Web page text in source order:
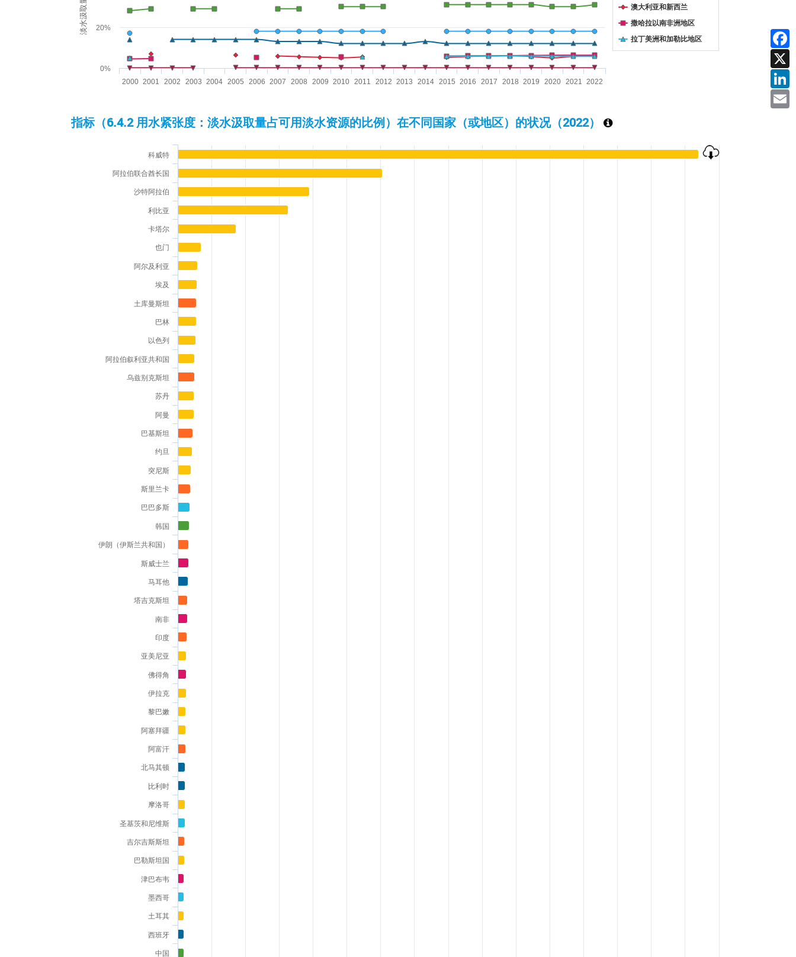
Facebook
X
LinkedIn
澳大利亚和新西兰
撒哈拉以南非洲地区
拉丁美洲和加勒比地区
2000 2001 2002 2003 2004 2005 2006 2007 2008 2009 2010 2011 2012 2013 2014 2015 2016 2017 2018 2019 2020 2021 2022
0%
20%
指标（6.4.2 用水紧张度：淡水汲取量占可用淡水资源的比例）在不同国家（或地区）的状况（2022）
Bar chart with 102 bars.
The chart has 1 X axis displaying categories.
The chart has 1 Y axis displaying 淡水汲取量占可用淡水资源的比例（%）. Data ranges from 8 to 3851.
科威特
阿拉伯联合酋长国
沙特阿拉伯
利比亚
卡塔尔
也门
阿尔及利亚
埃及
土库曼斯坦
巴林
以色列
阿拉伯叙利亚共和国
乌兹别克斯坦
苏丹
阿曼
巴基斯坦
约旦
突尼斯
斯里兰卡
巴巴多斯
韩国
伊朗（伊斯兰共和国）
斯威士兰
马耳他
塔吉克斯坦
南非
印度
亚美尼亚
佛得角
伊拉克
黎巴嫩
阿塞拜疆
阿富汗
北马其顿
比利时
摩洛哥
圣基茨和尼维斯
吉尔吉斯斯坦
巴勒斯坦国
津巴布韦
墨西哥
土耳其
西班牙
中国